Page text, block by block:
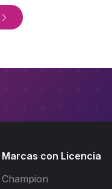
Marcas con Licencia
Champion